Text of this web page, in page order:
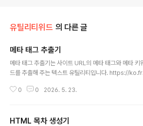
유틸리티위드 의 다른 글
메타 태그 추출기
메타 태그 추출기는 사이트 URL의 메타 태그와 메타 키
드를 추출해 주는 텍스트 유틸리티입니다. https://
태그 추출기메타 태그 추출기는 사이트 URL의 메타 태그
0 0 2026. 5. 23.
HTML 목차 생성기